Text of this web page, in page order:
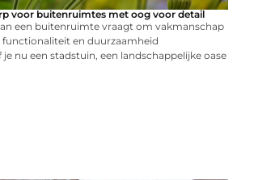
voor buitenruimtes met oog voor detail
een buitenruimte vraagt om vakmanschap
functionaliteit en duurzaamheid
nu een stadstuin, een landschappelijke oase